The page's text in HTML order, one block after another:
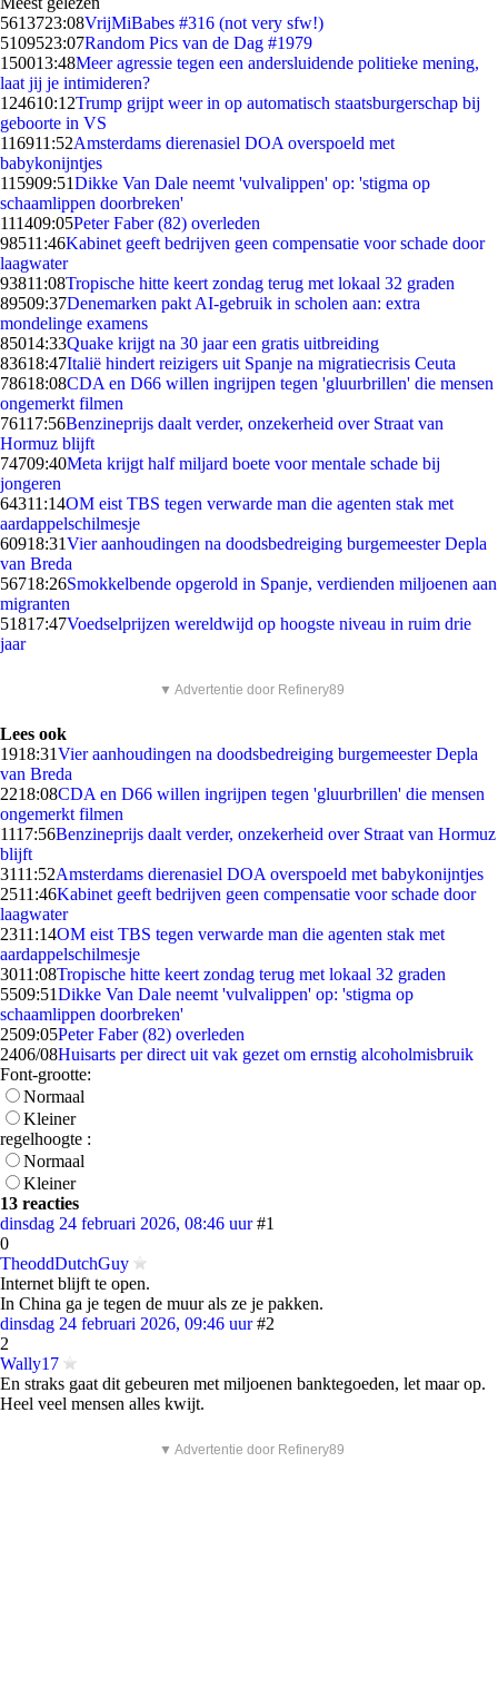
5613723:08VrijMiBabes #316 (not very sfw!)
5109523:07Random Pics van de Dag #1979
150013:48Meer agressie tegen een andersluidende politieke mening,
laat jij je intimideren?
124610:12Trump grijpt weer in op automatisch staatsburgerschap bij
geboorte in VS
116911:52Amsterdams dierenasiel DOA overspoeld met
babykonijntjes
115909:51Dikke Van Dale neemt 'vulvalippen' op: 'stigma op
schaamlippen doorbreken'
111409:05Peter Faber (82) overleden
98511:46Kabinet geeft bedrijven geen compensatie voor schade door
laagwater
93811:08Tropische hitte keert zondag terug met lokaal 32 graden
89509:37Denemarken pakt AI-gebruik in scholen aan: extra
mondelinge examens
85014:33Quake krijgt na 30 jaar een gratis uitbreiding
83618:47Italië hindert reizigers uit Spanje na migratiecrisis Ceuta
78618:08CDA en D66 willen ingrijpen tegen 'gluurbrillen' die mensen
ongemerkt filmen
76117:56Benzineprijs daalt verder, onzekerheid over Straat van
Hormuz blijft
74709:40Meta krijgt half miljard boete voor mentale schade bij
jongeren
64311:14OM eist TBS tegen verwarde man die agenten stak met
aardappelschilmesje
60918:31Vier aanhoudingen na doodsbedreiging burgemeester Depla
van Breda
56718:26Smokkelbende opgerold in Spanje, verdienden miljoenen aan
migranten
51817:47Voedselprijzen wereldwijd op hoogste niveau in ruim drie
jaar
▼ Advertentie door Refinery89
Lees ook
1918:31Vier aanhoudingen na doodsbedreiging burgemeester Depla
van Breda
2218:08CDA en D66 willen ingrijpen tegen 'gluurbrillen' die mensen
ongemerkt filmen
1117:56Benzineprijs daalt verder, onzekerheid over Straat van Hormuz
blijft
3111:52Amsterdams dierenasiel DOA overspoeld met babykonijntjes
2511:46Kabinet geeft bedrijven geen compensatie voor schade door
laagwater
2311:14OM eist TBS tegen verwarde man die agenten stak met
aardappelschilmesje
3011:08Tropische hitte keert zondag terug met lokaal 32 graden
5509:51Dikke Van Dale neemt 'vulvalippen' op: 'stigma op
schaamlippen doorbreken'
2509:05Peter Faber (82) overleden
2406/08Huisarts per direct uit vak gezet om ernstig alcoholmisbruik
Font-grootte:
Normaal
Kleiner
regelhoogte :
Normaal
Kleiner
13 reacties
dinsdag 24 februari 2026, 08:46 uur #1
0
TheoddDutchGuy
Internet blijft te open.
In China ga je tegen de muur als ze je pakken.
dinsdag 24 februari 2026, 09:46 uur #2
2
Wally17
En straks gaat dit gebeuren met miljoenen banktegoeden, let maar op.
Heel veel mensen alles kwijt.
▼ Advertentie door Refinery89